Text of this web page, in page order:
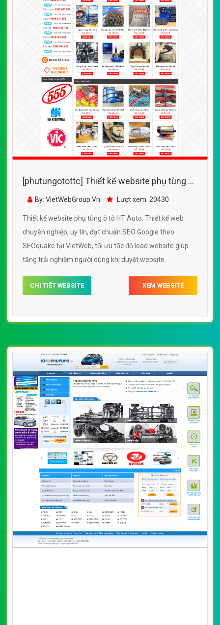
[phutungotottc] Thiết kế website phụ tùng ô
tô HT Auto đẹp, chuyên nghiệp chuẩn SEO
By: VietWebGroup.Vn Lượt xem: 20430
Thiết kế website phụ tùng ô tô HT Auto. Thiết kế web
chuyên nghiệp, uy tín, đạt chuẩn SEO Google theo
SEOquake tại VietWeb, tối ưu tốc độ load website giúp
tăng trải nghiệm người dùng khi duyệt website.
CHI TIẾT WEBSITE XEM WEBSITE